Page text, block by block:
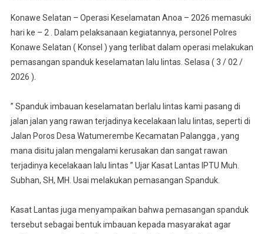
Lalu
Lintas,
Tim
Anoa
Polres
Pasang
Di
Lokasi
Konawe Selatan – Operasi Keselamatan Anoa – 2026 memasuki
hari ke – 2 . Dalam pelaksanaan kegiatannya, personel Polres
Konawe Selatan ( Konsel ) yang terlibat dalam operasi melakukan
pemasangan spanduk keselamatan lalu lintas. Selasa ( 3 / 02 /
2026 ).
” Spanduk imbauan keselamatan berlalu lintas kami pasang di
jalan jalan yang rawan terjadinya kecelakaan lalu lintas, seperti di
Jalan Poros Desa Watumerembe Kecamatan Palangga , yang
mana disitu jalan mengalami kerusakan dan sangat rawan
terjadinya kecelakaan lalu lintas ” Ujar Kasat Lantas IPTU Muh.
Subhan, SH, MH. Usai melakukan pemasangan Spanduk.
Kasat Lantas juga menyampaikan bahwa pemasangan spanduk
tersebut sebagai bentuk imbauan kepada masyarakat agar